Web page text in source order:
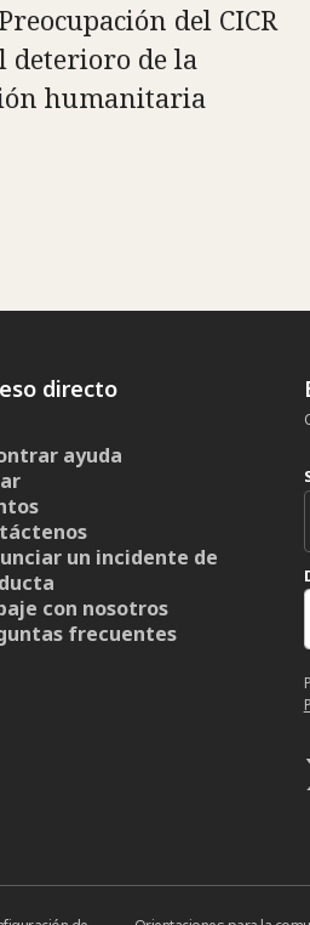
del CICR
deterioro de la
humanitaria
directo
ayuda
un incidente de
con nosotros
frecuentes